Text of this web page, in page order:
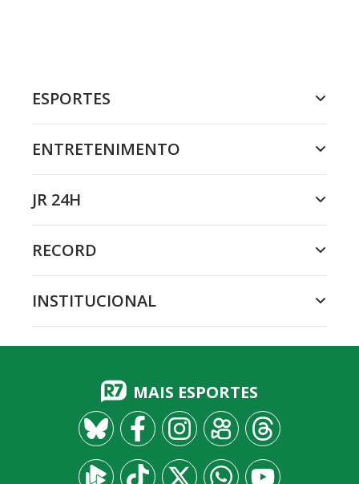
ESPORTES
ENTRETENIMENTO
JR 24H
RECORD
INSTITUCIONAL
MAIS ESPORTES